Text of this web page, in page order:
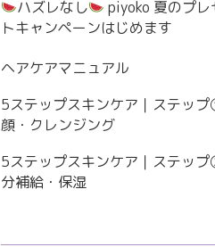
ハズレなし
piyoko 夏のプレ
トキャンペーンはじめます
ヘアケアマニュアル
5ステップスキンケア｜ステッ
顔・クレンジング
5ステップスキンケア｜ステッ
分補給・保湿